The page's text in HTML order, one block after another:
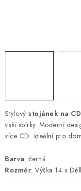
Stylový stojánek na CD
vaší sbírky. Moderní
více CD. Ideální pro
Barva: černá
Rozměr: Výška 14 x